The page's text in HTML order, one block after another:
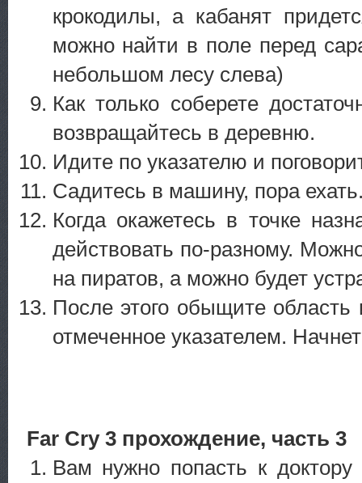
крокодилы, а кабанят
можно найти в поле перед
небольшом лесу слева)
Как только соберете
возвращайтесь в деревню.
Идите по указателю и
Садитесь в машину, пора
Когда окажетесь в точке
действовать по-разному.
на пиратов, а можно будет
После этого обыщите область
отмеченное указателем.
Far Cry 3 прохождение, часть 3
Вам нужно попасть к